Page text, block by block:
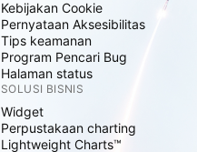
Kebijakan Cookie
Pernyataan Aksesibilitas
Tips keamanan
Program Pencari Bug
Halaman status
SOLUSI BISNIS
Widget
Perpustakaan charting
Lightweight Charts™